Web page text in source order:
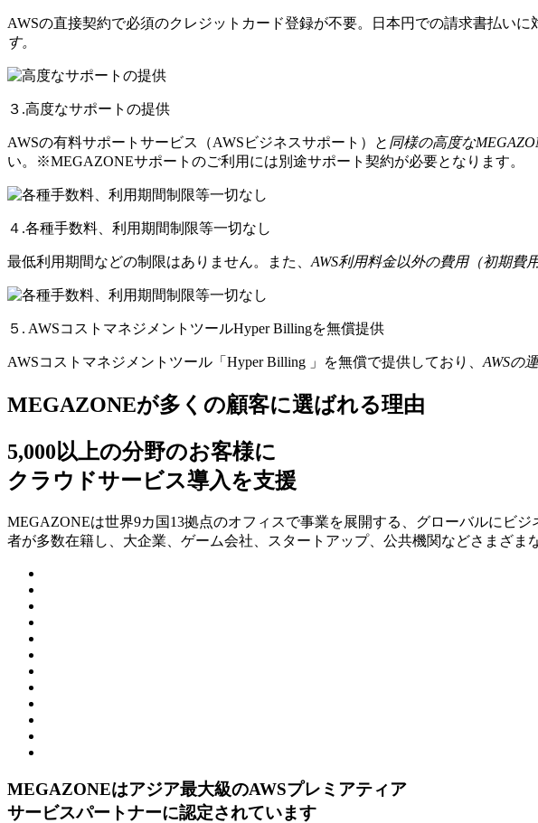
AWSの直接契約で必須のクレジットカード登録が不要。日本円での請求書払いに
す。
３.高度なサポートの提供
AWSの有料サポートサービス（AWSビジネスサポート）と 同様の高度な
い。※MEGAZONEサポートのご利用には別途サポート契約が必要となります。
４.各種手数料、利用期間制限等一切なし
最低利用期間などの制限はありません。また、 AWS利用料金以外の費用（初期費
５. AWSコストマネジメントツールHyper Billingを無償提供
AWSコストマネジメントツール「Hyper Billing 」を無償で提供しており、 AWSの
MEGAZONEが多くの顧客に選ばれる理由
5,000以上の分野のお客様に
クラウドサービス導入を支援
MEGAZONEは世界9カ国13拠点のオフィスで事業を展開する、グローバルにビ
者が多数在籍し、⼤企業、ゲーム会社、スタートアップ、公共機関などさまざま
MEGAZONEはアジア最⼤級のAWSプレミアティア
サービスパートナーに認定されています